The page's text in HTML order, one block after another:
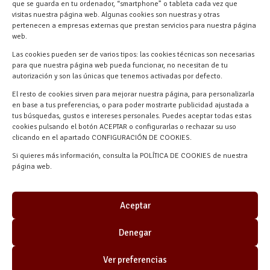
que se guarda en tu ordenador, “smartphone” o tableta cada vez que
visitas nuestra página web. Algunas cookies son nuestras y otras
pertenecen a empresas externas que prestan servicios para nuestra página
web.
Las cookies pueden ser de varios tipos: las cookies técnicas son necesarias
para que nuestra página web pueda funcionar, no necesitan de tu
autorización y son las únicas que tenemos activadas por defecto.
El resto de cookies sirven para mejorar nuestra página, para personalizarla
en base a tus preferencias, o para poder mostrarte publicidad ajustada a
tus búsquedas, gustos e intereses personales. Puedes aceptar todas estas
cookies pulsando el botón ACEPTAR o configurarlas o rechazar su uso
clicando en el apartado CONFIGURACIÓN DE COOKIES.
Si quieres más información, consulta la POLÍTICA DE COOKIES de nuestra
página web.
Aceptar
Denegar
Ver preferencias
Materiales Manuel Martín Ctra.
Turégano-Navas de Oro, 47, 40280
Navalmanzano, Segovia, ESPAÑA
Desarrollado por